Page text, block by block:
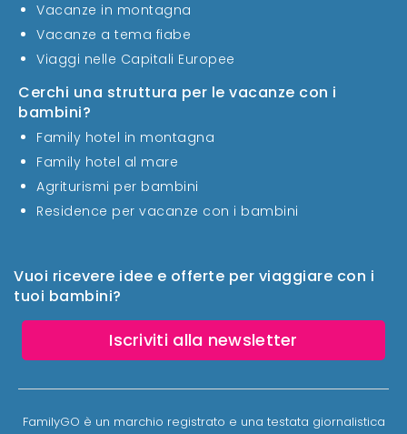
Vuoi ricevere idee e offerte per viaggiare con i
tuoi bambini?
Iscriviti alla newsletter
Vacanze in montagna
Vacanze a tema fiabe
Viaggi nelle Capitali Europee
Cerchi una struttura per le vacanze con i
bambini?
Family hotel in montagna
Family hotel al mare
Agriturismi per bambini
Residence per vacanze con i bambini
FamilyGO è un marchio registrato e una testata giornalistica